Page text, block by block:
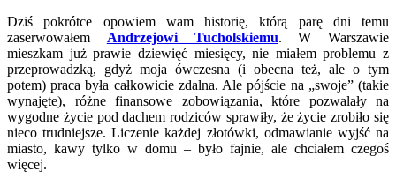
Dziś pokrótce opowiem wam historię, którą parę dni temu
zaserwowałem Andrzejowi Tucholskiemu. W Warszawie
mieszkam już prawie dziewięć miesięcy, nie miałem problemu z
przeprowadzką, gdyż moja ówczesna (i obecna też, ale o tym
potem) praca była całkowicie zdalna. Ale pójście na „swoje” (takie
wynajęte), różne finansowe zobowiązania, które pozwalały na
wygodne życie pod dachem rodziców sprawiły, że życie zrobiło się
nieco trudniejsze. Liczenie każdej złotówki, odmawianie wyjść na
miasto, kawy tylko w domu – było fajnie, ale chciałem czegoś
więcej.